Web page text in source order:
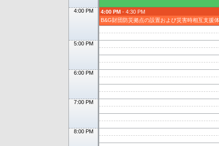
4:00 PM 4:00 PM - 4:30 PM
B&G財団防災拠点の設置および災害時相互支援
5:00 PM
6:00 PM
7:00 PM
8:00 PM